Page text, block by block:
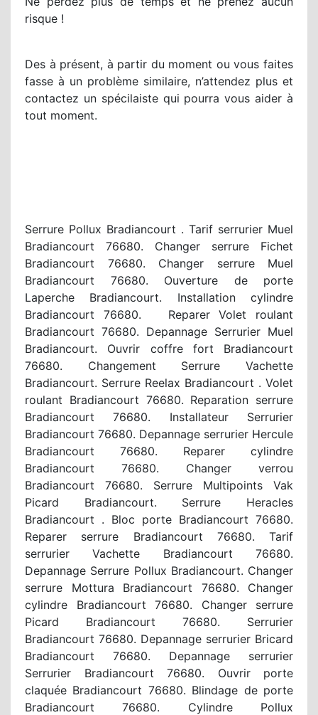
risque !
Des à présent, à partir du moment ou vous faites
fasse à un problème similaire, n’attendez plus et
contactez un spécilaiste qui pourra vous aider à
tout moment.
Serrure Pollux Bradiancourt . Tarif serrurier Muel
Bradiancourt 76680. Changer serrure Fichet
Bradiancourt 76680. Changer serrure Muel
Bradiancourt 76680. Ouverture de porte
Laperche Bradiancourt. Installation cylindre
Bradiancourt 76680. Reparer Volet roulant
Bradiancourt 76680. Depannage Serrurier Muel
Bradiancourt. Ouvrir coffre fort Bradiancourt
76680. Changement Serrure Vachette
Bradiancourt. Serrure Reelax Bradiancourt . Volet
roulant Bradiancourt 76680. Reparation serrure
Bradiancourt 76680. Installateur Serrurier
Bradiancourt 76680. Depannage serrurier Hercule
Bradiancourt 76680. Reparer cylindre
Bradiancourt 76680. Changer verrou
Bradiancourt 76680. Serrure Multipoints Vak
Picard Bradiancourt. Serrure Heracles
Bradiancourt . Bloc porte Bradiancourt 76680.
Reparer serrure Bradiancourt 76680. Tarif
serrurier Vachette Bradiancourt 76680.
Depannage Serrure Pollux Bradiancourt. Changer
serrure Mottura Bradiancourt 76680. Changer
cylindre Bradiancourt 76680. Changer serrure
Picard Bradiancourt 76680. Serrurier
Bradiancourt 76680. Depannage serrurier Bricard
Bradiancourt 76680. Depannage serrurier
Serrurier Bradiancourt 76680. Ouvrir porte
claquée Bradiancourt 76680. Blindage de porte
Bradiancourt 76680. Cylindre Pollux